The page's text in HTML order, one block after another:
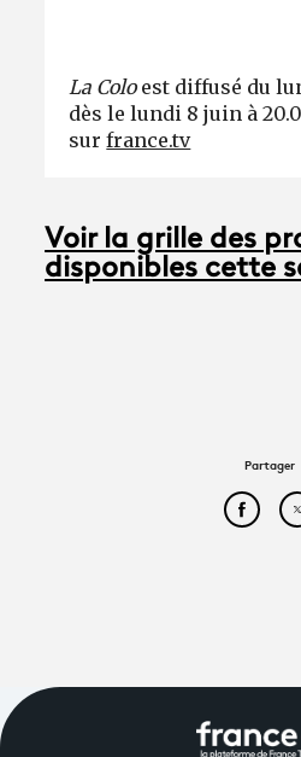
La Colo est diffusé du
dès le lundi 8 juin à
surfrance.tv
Voir la grille des
disponibles cette
Partager